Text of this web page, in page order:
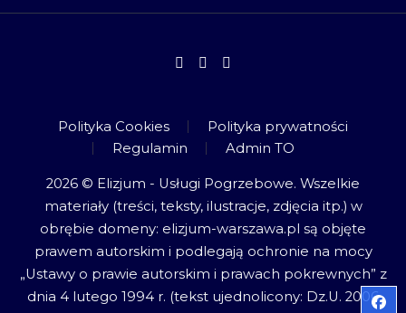
Polityka Cookies
Polityka prywatności
Regulamin
Admin TO
2026 © Elizjum - Usługi Pogrzebowe. Wszelkie
materiały (treści, teksty, ilustracje, zdjęcia itp.) w
obrębie domeny: elizjum-warszawa.pl są objęte
prawem autorskim i podlegają ochronie na mocy
„Ustawy o prawie autorskim i prawach pokrewnych” z
dnia 4 lutego 1994 r. (tekst ujednolicony: Dz.U. 2006